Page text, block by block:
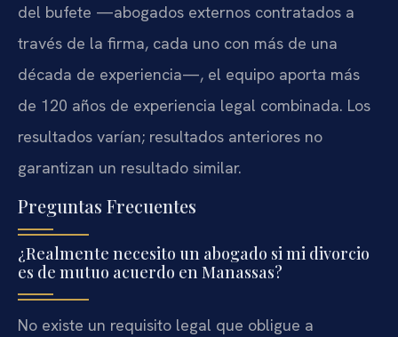
del bufete —abogados externos contratados a
través de la firma, cada uno con más de una
década de experiencia—, el equipo aporta más
de 120 años de experiencia legal combinada. Los
resultados varían; resultados anteriores no
garantizan un resultado similar.
Preguntas Frecuentes
¿Realmente necesito un abogado si mi divorcio
es de mutuo acuerdo en Manassas?
No existe un requisito legal que obligue a